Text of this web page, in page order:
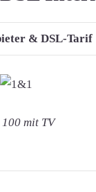
& DSL-Tarif
mit TV